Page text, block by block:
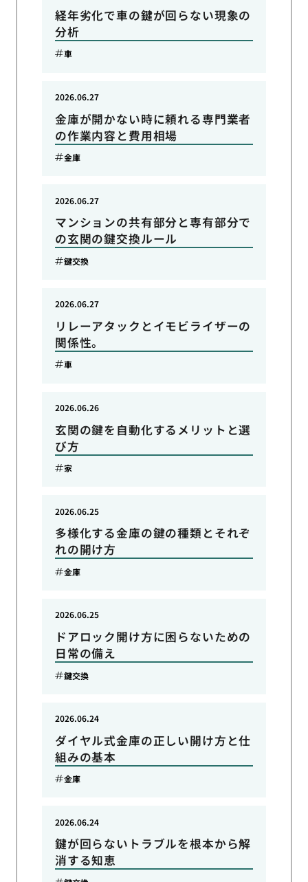
経年劣化で車の鍵が回らない現象の
分析
車
金庫が開かない時に頼れる専門業者
の作業内容と費用相場
2026.06.27
金庫
マンションの共有部分と専有部分で
の玄関の鍵交換ルール
2026.06.27
鍵交換
リレーアタックとイモビライザーの
関係性。
2026.06.27
車
玄関の鍵を自動化するメリットと選
び方
2026.06.26
家
多様化する金庫の鍵の種類とそれぞ
れの開け方
2026.06.25
金庫
ドアロック開け方に困らないための
日常の備え
2026.06.25
鍵交換
ダイヤル式金庫の正しい開け方と仕
組みの基本
2026.06.24
金庫
鍵が回らないトラブルを根本から解
消する知恵
2026.06.24